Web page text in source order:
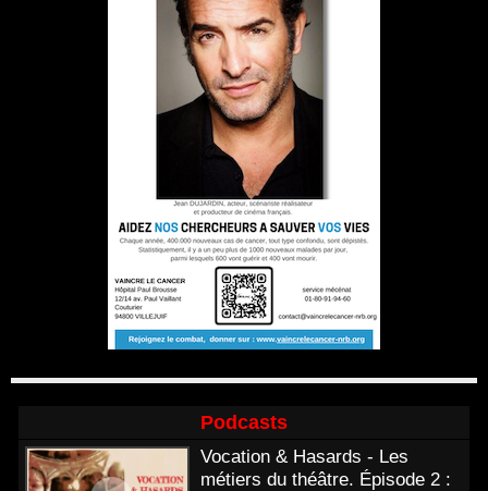
Podcasts
Vocation & Hasards - Les
métiers du théâtre. Épisode 2 :